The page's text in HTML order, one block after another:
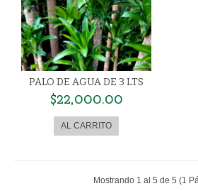
PALO DE AGUA DE 3 LTS
$22,000.00
Mostrando 1 al 5 de 5 (1